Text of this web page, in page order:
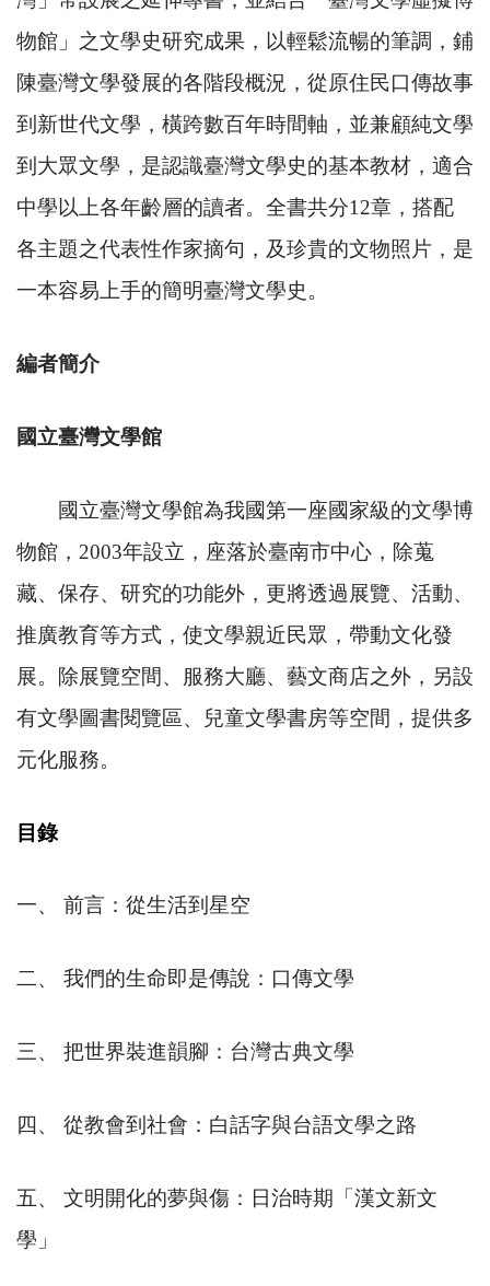
物館」之文學史研究成果，以輕鬆流暢的筆調，鋪
陳臺灣文學發展的各階段概況，從原住民口傳故事
到新世代文學，橫跨數百年時間軸，並兼顧純文學
到大眾文學，是認識臺灣文學史的基本教材，適合
中學以上各年齡層的讀者。全書共分12章，搭配
各主題之代表性作家摘句，及珍貴的文物照片，是
一本容易上手的簡明臺灣文學史。
編者簡介
國立臺灣文學館
國立臺灣文學館為我國第一座國家級的文學博
物館， 2003年設立，座落於臺南市中心，除蒐
藏、保存、研究的功能外，更將透過展覽、活動、
推廣教育等方式，使文學親近民眾，帶動文化發
展。除展覽空間、服務大廳、藝文商店之外，另設
有文學圖書閱覽區、兒童文學書房等空間，提供多
元化服務。
目錄
一、 前言：從生活到星空
二、 我們的生命即是傳說：口傳文學
三、 把世界裝進韻腳：台灣古典文學
四、 從教會到社會：白話字與台語文學之路
五、 文明開化的夢與傷：日治時期「漢文新文
學」